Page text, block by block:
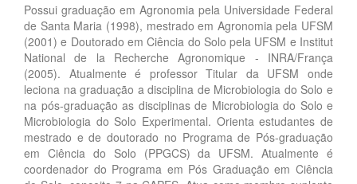
Possui graduação em Agronomia pela Universidade Federal
de Santa Maria (1998), mestrado em Agronomia pela UFSM
(2001) e Doutorado em Ciência do Solo pela UFSM e Institut
National de la Recherche Agronomique - INRA/França
(2005). Atualmente é professor Titular da UFSM onde
leciona na graduação a disciplina de Microbiologia do Solo e
na pós-graduação as disciplinas de Microbiologia do Solo e
Microbiologia do Solo Experimental. Orienta estudantes de
mestrado e de doutorado no Programa de Pós-graduação
em Ciência do Solo (PPGCS) da UFSM. Atualmente é
coordenador do Programa em Pós Graduação em Ciência